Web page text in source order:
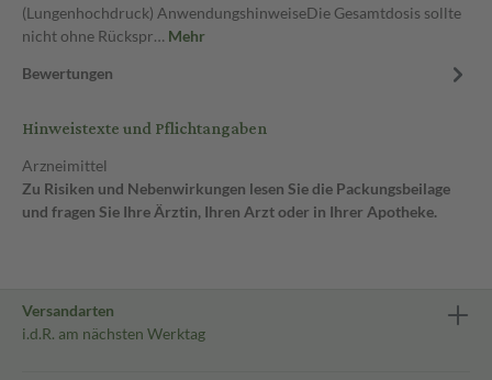
(Lungenhochdruck) AnwendungshinweiseDie Gesamtdosis sollte
nicht ohne Rückspr… Mehr
Bewertungen
Hinweistexte und Pflichtangaben
Arzneimittel
Zu Risiken und Nebenwirkungen lesen Sie die Packungsbeilage
und fragen Sie Ihre Ärztin, Ihren Arzt oder in Ihrer Apotheke.
Versandarten
i.d.R. am nächsten Werktag